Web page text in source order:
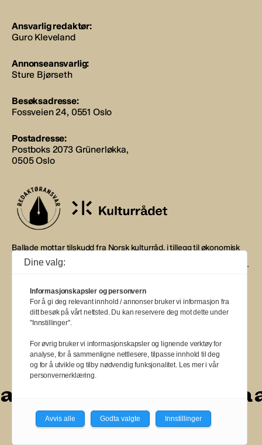
Ansvarlig redaktør:
Guro Kleveland
Annonseansvarlig:
Sture Bjørseth
Besøksadresse:
Fossveien 24, 0551 Oslo
Postadresse:
Postboks 2073 Grünerløkka,
0505 Oslo
Ballade mottar tilskudd fra Norsk kulturråd, i tillegg til økonomisk
støtte fra eierne NOPA, Norsk komponistforening og
Musikkforleggerne. Ballade drives etter Redaktør- og Vær Varsom-
BALLADE — NORGES MUSIKKMAGASIN
a
aa
aa
aa
Dine valg:
Informasjonskapsler og personvern
For å gi deg relevant innhold / annonser bruker vi informasjon fra
ditt besøk på vårt nettsted. Du kan reservere deg mot dette under
"Innstillinger".
For øvrig bruker vi informasjonskapsler og lignende verktøy for
analyse, for å sammenligne nettlesere, tilpasse innhold til deg
og for å utvikle og tilby nødvendig funksjonalitet. Les mer i vår
personvernerklæring.
Avvis alle Godta valgte Innstillinger